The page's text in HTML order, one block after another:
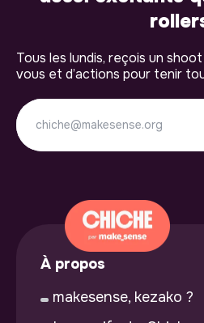
Tous les lundis, reçois un
vous et d’actions pour tenir
À propos
makesense, kezako ?